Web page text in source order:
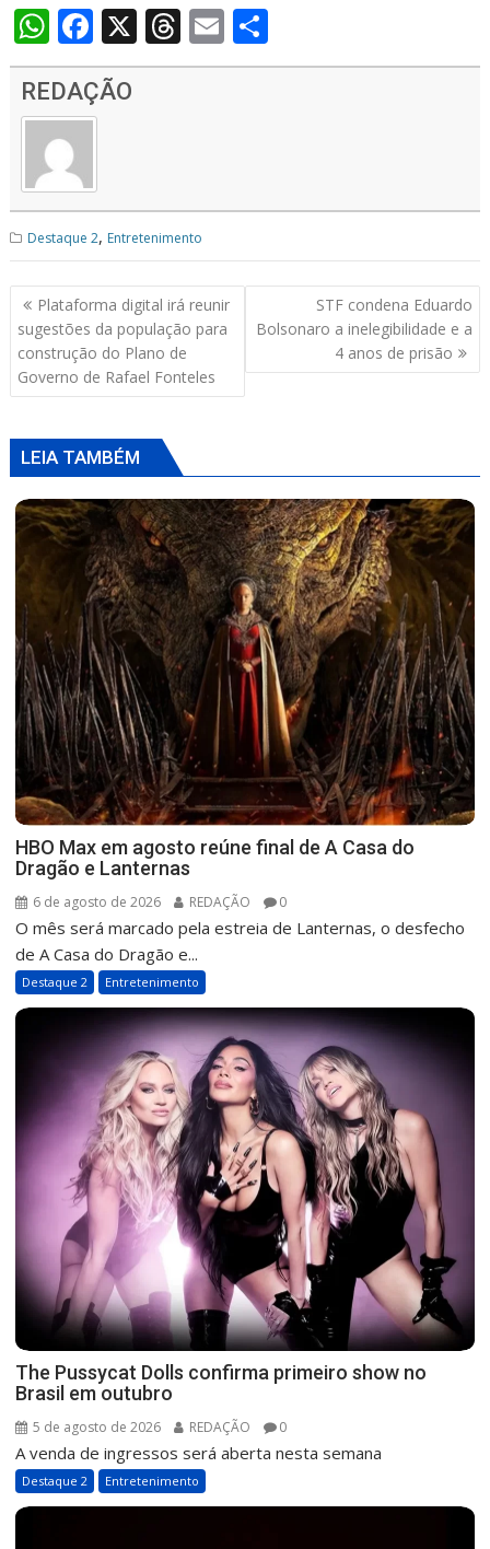
W
h
at
s
A
p
p
F
ac
e
b
o
k
X T
h
s
E
m h
REDAÇÃO
Destaque 2, Entretenimento
Navegação
de
Post
Plataforma digital irá reunir
sugestões da população para
construção do Plano de
Governo de Rafael Fonteles
STF condena Eduardo
Bolsonaro a inelegibilidade e a
4 anos de prisão
LEIA TAMBÉM
HBO Max em agosto reúne final de A Casa do
Dragão e Lanternas
6 de agosto de 2026 REDAÇÃO 0
O mês será marcado pela estreia de Lanternas, o desfecho
de A Casa do Dragão e...
Destaque 2 Entretenimento
The Pussycat Dolls confirma primeiro show no
Brasil em outubro
5 de agosto de 2026 REDAÇÃO 0
A venda de ingressos será aberta nesta semana
Destaque 2 Entretenimento